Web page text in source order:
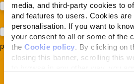
media, and third-party cookies to
and features to users. Cookies are
personalisation. If you want to
your consent to all or some of the
the Cookie policy . By clicking on
closing this banner, scrolling this
Prodotti (Almo Nature)
Acconsento al trattamento dei
preso visione dellaPrivacy Policy*